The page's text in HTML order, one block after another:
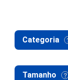
Categoria
Tamanho